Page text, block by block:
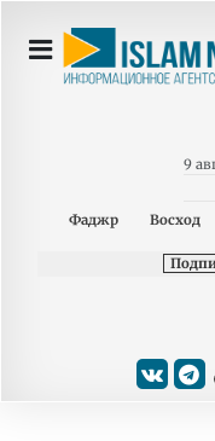
9
Фаджр
Восход